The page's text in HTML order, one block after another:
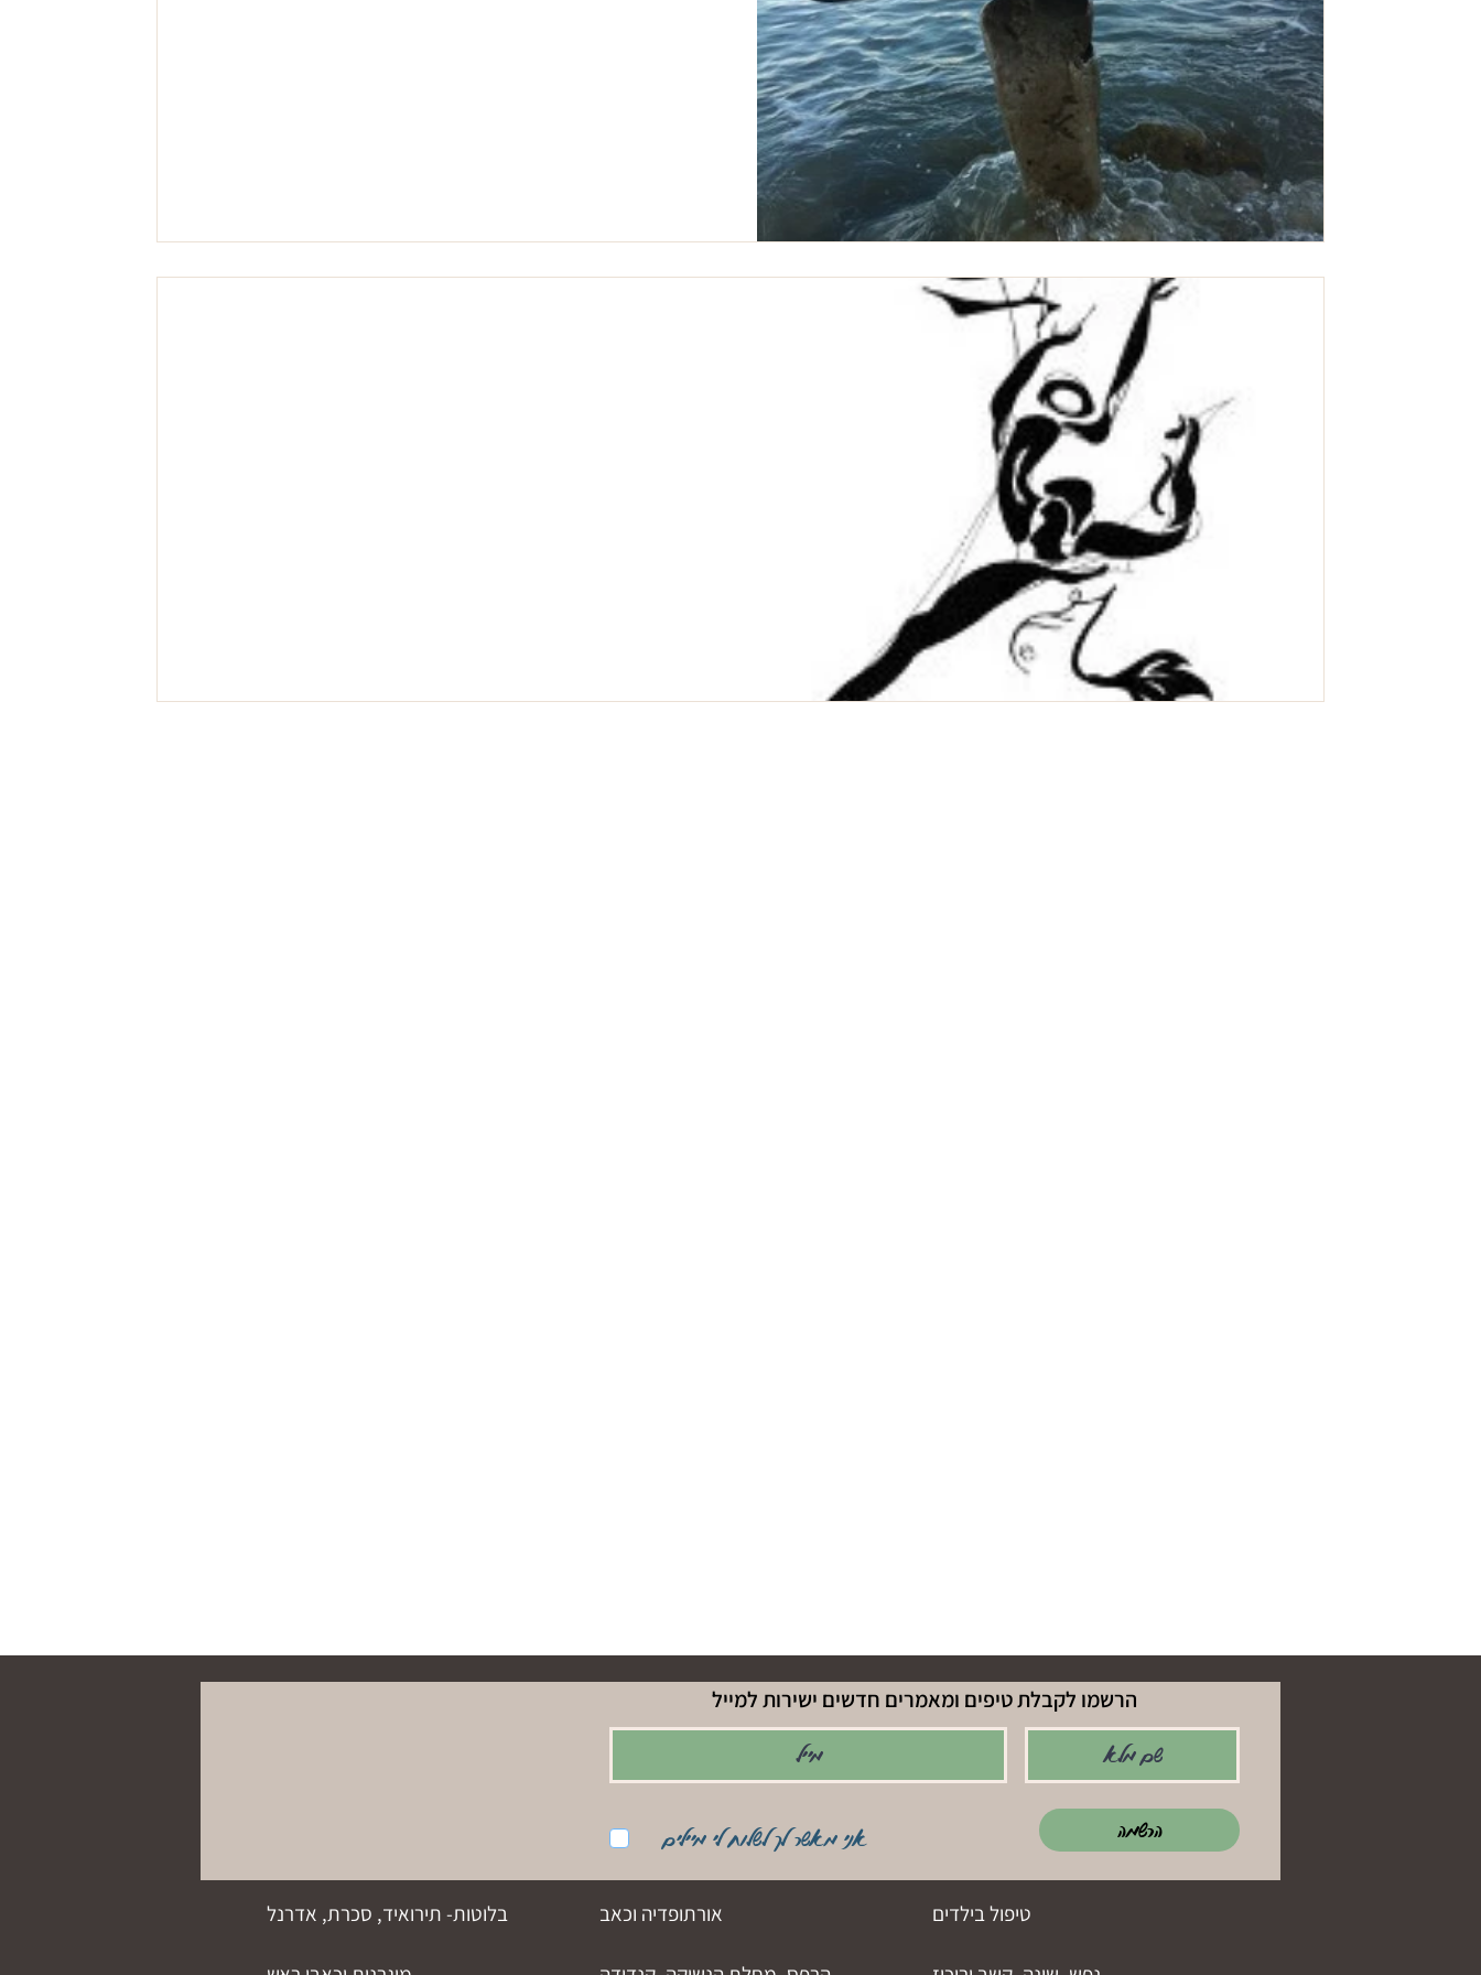
סדרת פיברומיאלגיה ועייפות כרונית לאחר שבחנתם את עצמכם, בחלקו הראשון
של המאמר אתם בוודאי מבינים טוב יותר את הסיבות שהובילו למצבכם ואולי...
זיהום פטריית הקנדידה
סדרת וירוסים וקנדידה אחוז לא קטן של אנשים סובלים מזיהום פטריית קנדידה,
רובם כלל לא מודעים לכך. קנדידה הינה פטריית-שמרים החיה ומתרבה...
הרשמו לקבלת טיפים ומאמרים חדשים ישירות למייל
אני מאשר לך לשלוח לי מיילים הרשמה
טיפול בילדים אורתופדיה וכאב בלוטות- תירואיד, סכרת, אדרנל